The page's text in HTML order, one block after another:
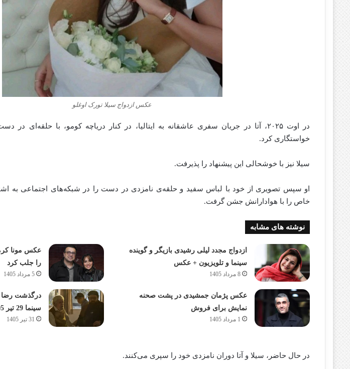
عکس ازدواج سیلا تورک اوغلو
در اوت ۲۰۲۵، آتا در جریان سفری عاشقانه به ایتالیا، در کنار دریاچه کومو، با حلقه‌ای
خواستگاری کرد.
سیلا نیز با خوشحالی این پیشنهاد را پذیرفت.
او سپس تصویری از خود با لباس سفید و حلقه‌ی نامزدی در دست را در شبکه‌های اجتماعی به
خاص را با هوادارانش جشن گرفت.
نوشته های مشابه
ازدواج مجدد لیلی رشیدی بازیگر و گوینده
سینما و تلویزیون + عکس
8 مرداد 1405
عکس مونا
را جلب کرد
5 مرداد 1405
عکس پژمان جمشیدی در پشت صحنه
نمایش برای فروش
1 مرداد 1405
درگذشت رضا
سینما 29 تیر 1405 + علت فوت
31 تیر 1405
در حال حاضر، سیلا و آتا دوران نامزدی خود را سپری می‌کنند.